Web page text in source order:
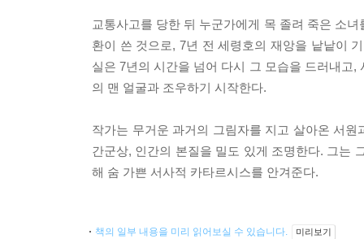
교통사고를 당한 뒤 누군가에게 목 졸려 죽은 소
환이 쓴 것으로, 7년 전 세령호의 재앙을 낱낱이
실은 7년의 시간을 넘어 다시 그 모습을 드러내고
의 맨 얼굴과 조우하기 시작한다.
작가는 무거운 과거의 그림자를 지고 살아온 서
간군상, 인간의 본질을 밀도 있게 조명한다. 그는
해 숨 가쁜 서사적 카타르시스를 안겨준다.
책의 일부 내용을 미리 읽어보실 수 있습니다. 미리보기